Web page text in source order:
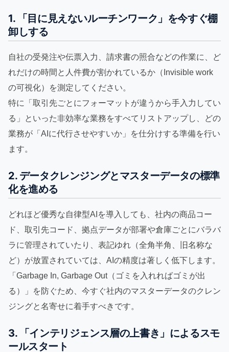
1. 「目に見えないルーチンワーク」を今すぐ棚
卸しする
自社の受発注や伝票入力、請求書の照合などの作業に、ど
れだけの時間と人件費が割かれているか（Invisible work
の可視化）を測定してください。
特に「取引先ごとにフォーマットが違うから手入力してい
る」といった非効率な業務をすべてリストアップし、どの
業務が「AIに代行させやすいか」を仕分けする準備を行い
ます。
2. データクレンジングとマスターデータの標準
化を進める
どれほど優秀な自律型AIを導入しても、社内の商品コー
ド、取引先コード、拠点データが部署や倉庫ごとにバラバ
ラに管理されていたり、表記ゆれ（全角半角、旧名称な
ど）が放置されていては、AIの精度は著しく低下します。
「Garbage In, Garbage Out（ゴミを入れればゴミが出
る）」を防ぐため、今すぐ社内のマスターデータのクレン
ジングと名寄せに着手すべきです。
3. 「インテリジェンス層の上書き」によるスモ
ールスタート